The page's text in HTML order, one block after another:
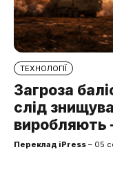
ТЕХНОЛОГІЇ
Загроза
слід
виробляють
Переклад iPress – 05